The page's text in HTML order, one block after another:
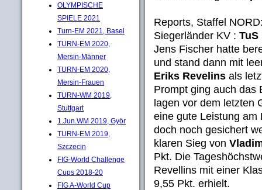
OLYMPISCHE
SPIELE 2021
Turn-EM 2021, Basel
TURN-EM 2020,
Mersin-Männer
TURN-EM 2020,
Mersin-Frauen
TURN-WM 2019,
Stuttgart
1.Jun.WM 2019, Györ
TURN-EM 2019,
Szczecin
FIG-World Challenge
Cups 2018-20
FIG A-World Cup
Reports, Staffel
Siegerländer KV :
Jens Fischer hatte
und stand dann mit
Eriks Revelins als
Prompt ging auch das
lagen vor dem letzten
eine gute Leistung am
doch noch gesichert
klaren Sieg von
Pkt. Die
Revellins mit einer
9,55 Pkt. erhielt.